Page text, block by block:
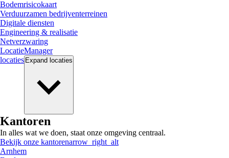
Bodemrisicokaart
Verduurzamen bedrijventerreinen
Digitale diensten
Engineering & realisatie
Netverzwaring
LocatieManager
locaties Expand locaties
Kantoren
In alles wat we doen, staat onze omgeving centraal.
Bekijk onze kantorenarrow_right_alt
Arnhem